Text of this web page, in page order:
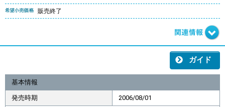
販売終了
ガイド
基本情報
発売時期 2006/08/01